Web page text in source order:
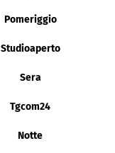
Pomeriggio
Studioaperto
Sera
Tgcom24
Notte